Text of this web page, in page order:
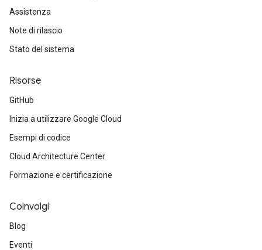
Assistenza
Note di rilascio
Stato del sistema
Risorse
GitHub
Inizia a utilizzare Google Cloud
Esempi di codice
Cloud Architecture Center
Formazione e certificazione
Coinvolgi
Blog
Eventi